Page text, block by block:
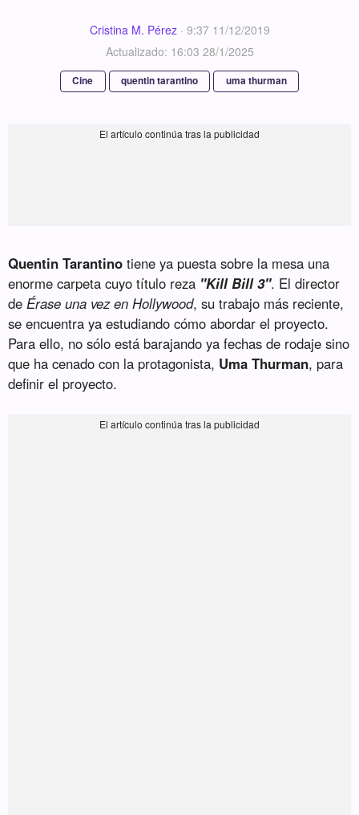
Cristina M. Pérez· 9:37 11/12/2019
Actualizado: 16:03 28/1/2025
Cine quentin tarantino uma thurman
Quentin Tarantino tiene ya puesta sobre la mesa una
enorme carpeta cuyo título reza "Kill Bill 3". El director
de Érase una vez en Hollywood, su trabajo más reciente,
se encuentra ya estudiando cómo abordar el proyecto.
Para ello, no sólo está barajando ya fechas de rodaje sino
que ha cenado con la protagonista, Uma Thurman, para
definir el proyecto.